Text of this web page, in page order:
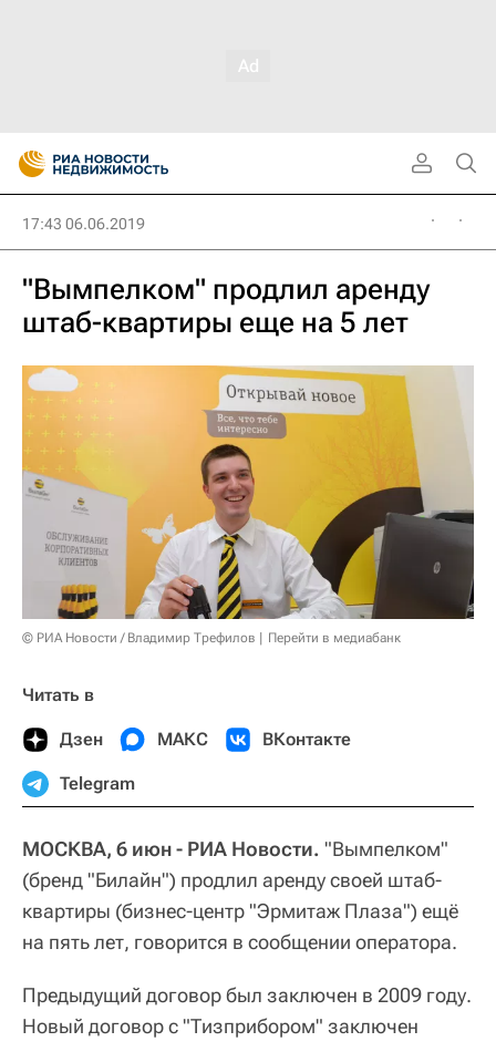
17:43 06.06.2019
"Вымпелком" продлил аренду
штаб-квартиры еще на 5 лет
© РИА Новости / Владимир Трефилов Перейти в медиабанк
Читать в
Дзен МАКС ВКонтакте
Telegram
МОСКВА, 6 июн - РИА Новости. "Вымпелком"
(бренд "Билайн") продлил аренду своей штаб-
квартиры (бизнес-центр "Эрмитаж Плаза") ещё
на пять лет, говорится в сообщении оператора.
Предыдущий договор был заключен в 2009 году.
Новый договор с "Тизприбором" заключен